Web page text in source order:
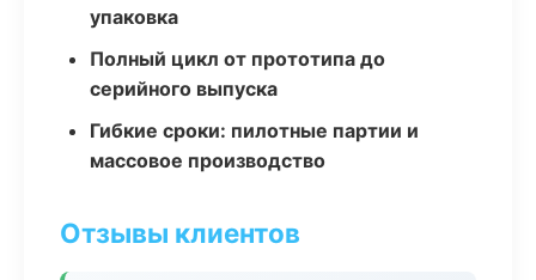
упаковка
Полный цикл от прототипа до
серийного выпуска
Гибкие сроки: пилотные партии и
массовое производство
Отзывы клиентов